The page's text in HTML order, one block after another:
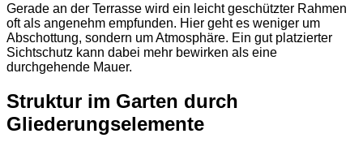
Gerade an der Terrasse wird ein leicht geschützter Rahmen
oft als angenehm empfunden. Hier geht es weniger um
Abschottung, sondern um Atmosphäre. Ein gut platzierter
Sichtschutz kann dabei mehr bewirken als eine
durchgehende Mauer.
Struktur im Garten durch
Gliederungselemente